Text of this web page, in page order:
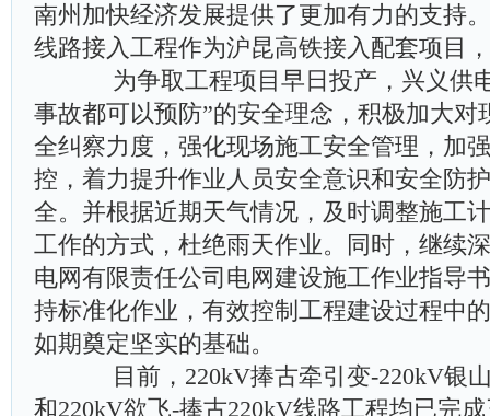
南州加快经济发展提供了更加有力的支持
线路接入工程作为沪昆高铁接入配套项目
为争取工程项目早日投产，兴义供
事故都可以预防”的安全理念，积极加大对
全纠察力度，强化现场施工安全管理，加
控，着力提升作业人员安全意识和安全防
全。并根据近期天气情况，及时调整施工
工作的方式，杜绝雨天作业。同时，继续
电网有限责任公司电网建设施工作业指导
持标准化作业，有效控制工程建设过程中
如期奠定坚实的基础。
目前，220kV捧古牵引变-220kV银
和220kV欲飞-捧古220kV线路工程均已完